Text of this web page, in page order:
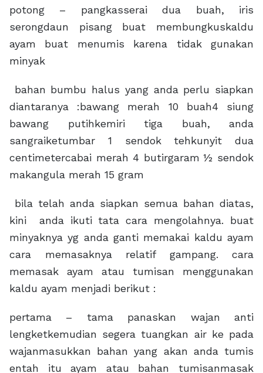
potong – pangkasserai dua buah, iris
serongdaun pisang buat membungkuskaldu
ayam buat menumis karena tidak gunakan
minyak
bahan bumbu halus yang anda perlu siapkan
diantaranya :bawang merah 10 buah4 siung
bawang putihkemiri tiga buah, anda
sangraiketumbar 1 sendok tehkunyit dua
centimetercabai merah 4 butirgaram ½ sendok
makangula merah 15 gram
bila telah anda siapkan semua bahan diatas,
kini anda ikuti tata cara mengolahnya. buat
minyaknya yg anda ganti memakai kaldu ayam
cara memasaknya relatif gampang. cara
memasak ayam atau tumisan menggunakan
kaldu ayam menjadi berikut :
pertama – tama panaskan wajan anti
lengketkemudian segera tuangkan air ke pada
wajanmasukkan bahan yang akan anda tumis
entah itu ayam atau bahan tumisanmasak